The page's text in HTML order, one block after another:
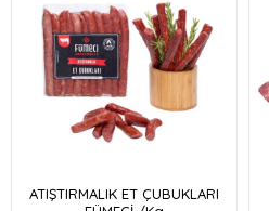
ATIŞTIRMALIK ET ÇUBUKLARI